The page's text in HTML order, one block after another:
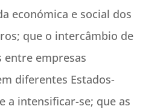
económica e social dos
que o intercâmbio de
entre empresas
diferentes Estados-
a intensificar-se; que as